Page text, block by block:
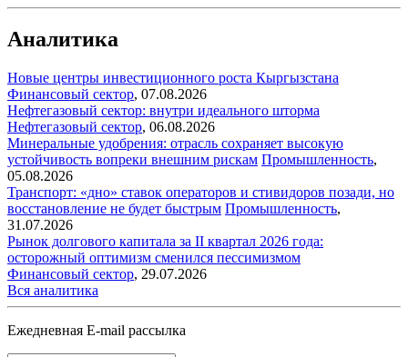
Аналитика
Новые центры инвестиционного роста Кыргызстана
Финансовый сектор, 07.08.2026
Нефтегазовый сектор: внутри идеального шторма
Нефтегазовый сектор, 06.08.2026
Минеральные удобрения: отрасль сохраняет высокую
устойчивость вопреки внешним рискам Промышленность,
05.08.2026
Транспорт: «дно» ставок операторов и стивидоров позади, но
восстановление не будет быстрым Промышленность,
31.07.2026
Рынок долгового капитала за II квартал 2026 года:
осторожный оптимизм сменился пессимизмом
Финансовый сектор, 29.07.2026
Вся аналитика
Ежедневная E-mail рассылка